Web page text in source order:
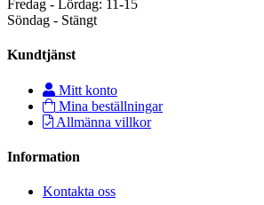
Fredag - Lördag: 11-15
Söndag - Stängt
Kundtjänst
Mitt konto
Mina beställningar
Allmänna villkor
Information
Kontakta oss